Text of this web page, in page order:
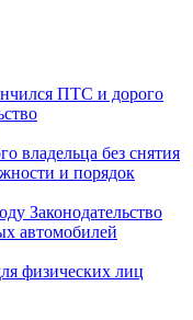
ПТС и дорого
владельца без снятия
и порядок
Законодательство
автомобилей
физических лиц